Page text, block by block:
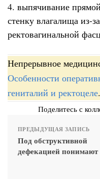
4. выпячивание
стенку влагалища из-
ректовагинальной
Непрерывное
Особенности
гениталий и ректоцеле.
Поделитесь с
ПРЕДЫДУЩАЯ ЗАПИСЬ
Под обструктивной
дефекацией понимают